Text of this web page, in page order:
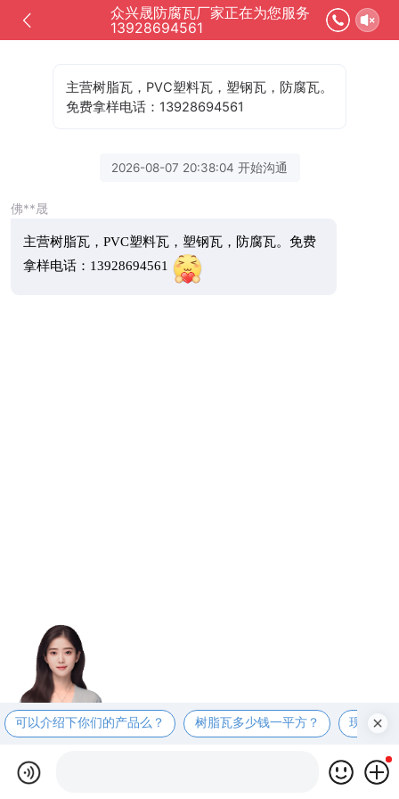
众兴晟防腐瓦厂家正在为您服务
13928694561
主营树脂瓦，PVC塑料瓦，塑钢瓦，防腐瓦。
免费拿样电话：13928694561
2026-08-07 20:38:04 开始沟通
佛**晟
主营树脂瓦，PVC塑料瓦，塑钢瓦，防腐瓦。免费
拿样电话：13928694561
可以介绍下你们的产品么？ 树脂瓦多少钱一平方？ 现在有